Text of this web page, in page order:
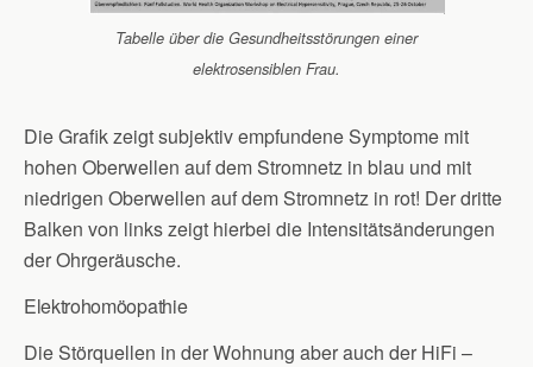
Tabelle über die Gesundheitsstörungen einer
elektrosensiblen Frau.
Die Grafik zeigt subjektiv empfundene Symptome mit
hohen Oberwellen auf dem Stromnetz in blau und mit
niedrigen Oberwellen auf dem Stromnetz in rot! Der dritte
Balken von links zeigt hierbei die Intensitätsänderungen
der Ohrgeräusche.
Elektrohomöopathie
Die Störquellen in der Wohnung aber auch der HiFi –